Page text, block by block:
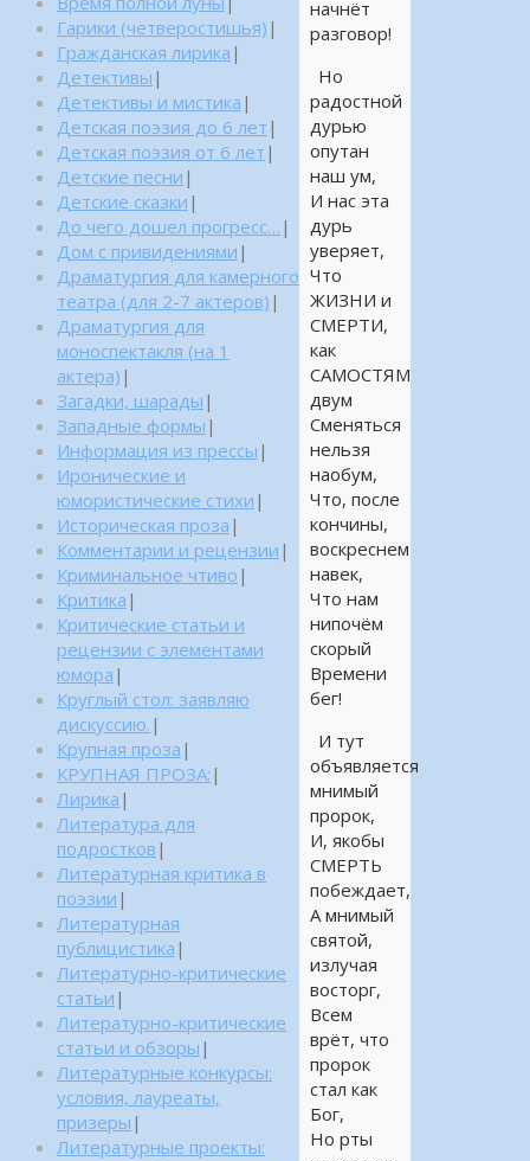
начнёт
разговор!
Но
радостной
дурью
опутан
наш ум,
И нас эта
дурь
уверяет,
Что
ЖИЗНИ и
СМЕРТИ,
как
САМОСТЯМ
двум
Сменяться
нельзя
наобум,
Что, после
кончины,
воскреснем
навек,
Что нам
нипочём
скорый
Времени
бег!
И тут
объявляется
мнимый
пророк,
И, якобы
СМЕРТЬ
побеждает,
А мнимый
святой,
излучая
восторг,
Всем
врёт, что
пророк
стал как
Бог,
Но рты
Гарики (четверостишья) |
Гражданская лирика |
Детективы |
Детективы и мистика |
Детская поэзия до 6 лет |
Детская поэзия от 6 лет |
Детские песни |
Детские сказки |
До чего дошел прогресс… |
Дом с привидениями |
Драматургия для камерного
театра (для 2-7 актеров) |
Драматургия для
моноспектакля (на 1
актера) |
Загадки, шарады |
Западные формы |
Информация из прессы |
Иронические и
юмористические стихи |
Историческая проза |
Комментарии и рецензии |
Криминальное чтиво |
Критика |
Критические статьи и
рецензии с элементами
юмора |
Круглый стол: заявляю
дискуссию. |
Крупная проза |
КРУПНАЯ ПРОЗА: |
Лирика |
Литература для
подростков |
Литературная критика в
поэзии |
Литературная
публицистика |
Литературно-критические
статьи |
Литературно-критические
статьи и обзоры |
Литературные конкурсы:
условия, лауреаты,
призеры |
Литературные проекты: